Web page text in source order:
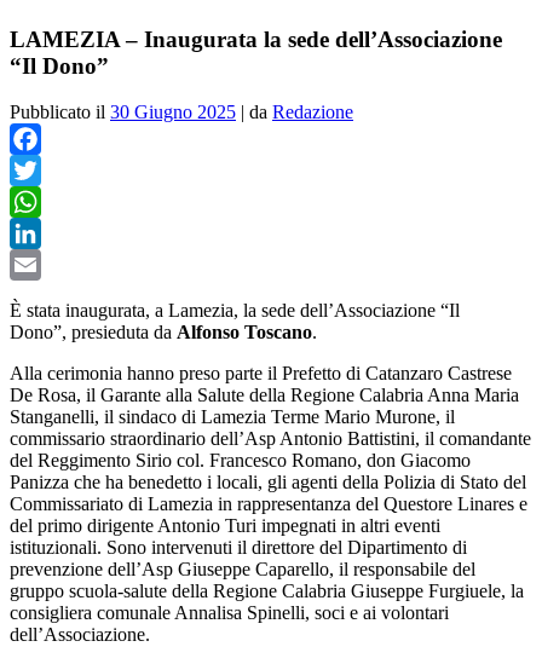
LAMEZIA – Inaugurata la sede dell’Associazione
“Il Dono”
Pubblicato il 30 Giugno 2025 | da Redazione
Facebook
Twitter
WhatsApp
LinkedIn
Email
È stata inaugurata, a Lamezia, la sede dell’Associazione “Il
Dono”, presieduta da Alfonso Toscano.
Alla cerimonia hanno preso parte il Prefetto di Catanzaro Castrese
De Rosa, il Garante alla Salute della Regione Calabria Anna Maria
Stanganelli, il sindaco di Lamezia Terme Mario Murone, il
commissario straordinario dell’Asp Antonio Battistini, il comandante
del Reggimento Sirio col. Francesco Romano, don Giacomo
Panizza che ha benedetto i locali, gli agenti della Polizia di Stato del
Commissariato di Lamezia in rappresentanza del Questore Linares e
del primo dirigente Antonio Turi impegnati in altri eventi
istituzionali. Sono intervenuti il direttore del Dipartimento di
prevenzione dell’Asp Giuseppe Caparello, il responsabile del
gruppo scuola-salute della Regione Calabria Giuseppe Furgiuele, la
consigliera comunale Annalisa Spinelli, soci e ai volontari
dell’Associazione.